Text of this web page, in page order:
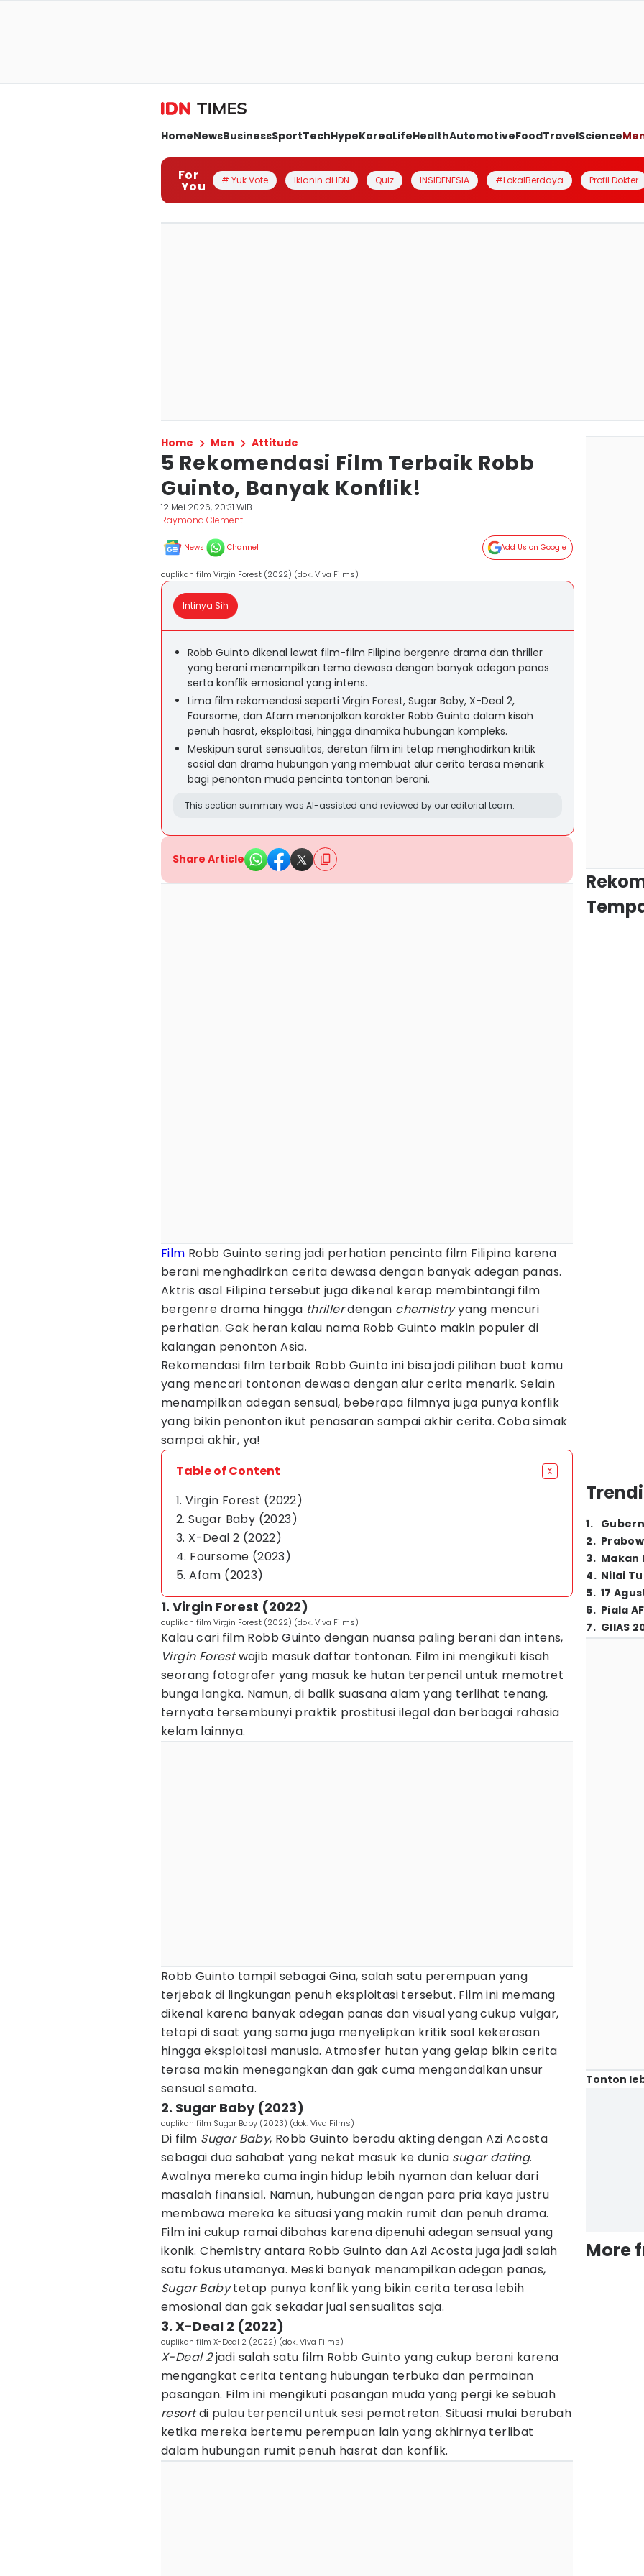
HomeNewsBusinessSportTechHypeKoreaLifeHealthAutomotiveFoodTravelScience
For
You # Yuk Vote Iklanin di IDN Quiz INSIDENESIA #LokalBerdaya Profil Dokter
Home Men Attitude
5 Rekomendasi Film Terbaik Robb
Guinto, Banyak Konflik!
12 Mei 2026, 20:31 WIB
Raymond Clement
News Channel Add Us on Google
cuplikan film Virgin Forest (2022) (dok. Viva Films)
Intinya Sih
Robb Guinto dikenal lewat film-film Filipina bergenre drama dan thriller
yang berani menampilkan tema dewasa dengan banyak adegan panas
serta konflik emosional yang intens.
Lima film rekomendasi seperti Virgin Forest, Sugar Baby, X-Deal 2,
Foursome, dan Afam menonjolkan karakter Robb Guinto dalam kisah
penuh hasrat, eksploitasi, hingga dinamika hubungan kompleks.
Meskipun sarat sensualitas, deretan film ini tetap menghadirkan kritik
sosial dan drama hubungan yang membuat alur cerita terasa menarik
bagi penonton muda pencinta tontonan berani.
This section summary was AI-assisted and reviewed by our editorial team.
Share Article
Film Robb Guinto sering jadi perhatian pencinta film Filipina karena
berani menghadirkan cerita dewasa dengan banyak adegan panas.
Aktris asal Filipina tersebut juga dikenal kerap membintangi film
bergenre drama hingga thrillerdengan chemistryyang mencuri
perhatian. Gak heran kalau nama Robb Guinto makin populer di
kalangan penonton Asia.
Rekomendasi film terbaik Robb Guinto ini bisa jadi pilihan buat kamu
yang mencari tontonan dewasa dengan alur cerita menarik. Selain
menampilkan adegan sensual, beberapa filmnya juga punya konflik
yang bikin penonton ikut penasaran sampai akhir cerita. Coba simak
sampai akhir, ya!
Table of Content
1. Virgin Forest (2022)
2. Sugar Baby (2023)
3. X-Deal 2 (2022)
4. Foursome (2023)
5. Afam (2023)
1. Virgin Forest (2022)
cuplikan film Virgin Forest (2022) (dok. Viva Films)
Kalau cari film Robb Guinto dengan nuansa paling berani dan intens,
Virgin Forestwajib masuk daftar tontonan. Film ini mengikuti kisah
seorang fotografer yang masuk ke hutan terpencil untuk memotret
bunga langka. Namun, di balik suasana alam yang terlihat tenang,
ternyata tersembunyi praktik prostitusi ilegal dan berbagai rahasia
kelam lainnya.
Robb Guinto tampil sebagai Gina, salah satu perempuan yang
terjebak di lingkungan penuh eksploitasi tersebut. Film ini memang
dikenal karena banyak adegan panas dan visual yang cukup vulgar,
tetapi di saat yang sama juga menyelipkan kritik soal kekerasan
hingga eksploitasi manusia. Atmosfer hutan yang gelap bikin cerita
terasa makin menegangkan dan gak cuma mengandalkan unsur
sensual semata.
2. Sugar Baby (2023)
cuplikan film Sugar Baby (2023) (dok. Viva Films)
Di film Sugar Baby, Robb Guinto beradu akting dengan Azi Acosta
sebagai dua sahabat yang nekat masuk ke dunia sugar dating.
Awalnya mereka cuma ingin hidup lebih nyaman dan keluar dari
masalah finansial. Namun, hubungan dengan para pria kaya justru
membawa mereka ke situasi yang makin rumit dan penuh drama.
Film ini cukup ramai dibahas karena dipenuhi adegan sensual yang
ikonik. Chemistry antara Robb Guinto dan Azi Acosta juga jadi salah
satu fokus utamanya. Meski banyak menampilkan adegan panas,
Sugar Babytetap punya konflik yang bikin cerita terasa lebih
emosional dan gak sekadar jual sensualitas saja.
3. X-Deal 2 (2022)
cuplikan film X-Deal 2 (2022) (dok. Viva Films)
X-Deal 2jadi salah satu film Robb Guinto yang cukup berani karena
mengangkat cerita tentang hubungan terbuka dan permainan
pasangan. Film ini mengikuti pasangan muda yang pergi ke sebuah
resortdi pulau terpencil untuk sesi pemotretan. Situasi mulai berubah
ketika mereka bertemu perempuan lain yang akhirnya terlibat
dalam hubungan rumit penuh hasrat dan konflik.
1.
2.
3. Makan
4. Nilai
5. 17
6. Piala
7. GIIAS
Tonton
More